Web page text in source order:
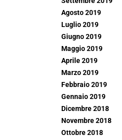
Agosto 2019
Luglio 2019
Giugno 2019
Maggio 2019
Aprile 2019
Marzo 2019
Febbraio 2019
Gennaio 2019
Dicembre 2018
Novembre 2018
Ottobre 2018